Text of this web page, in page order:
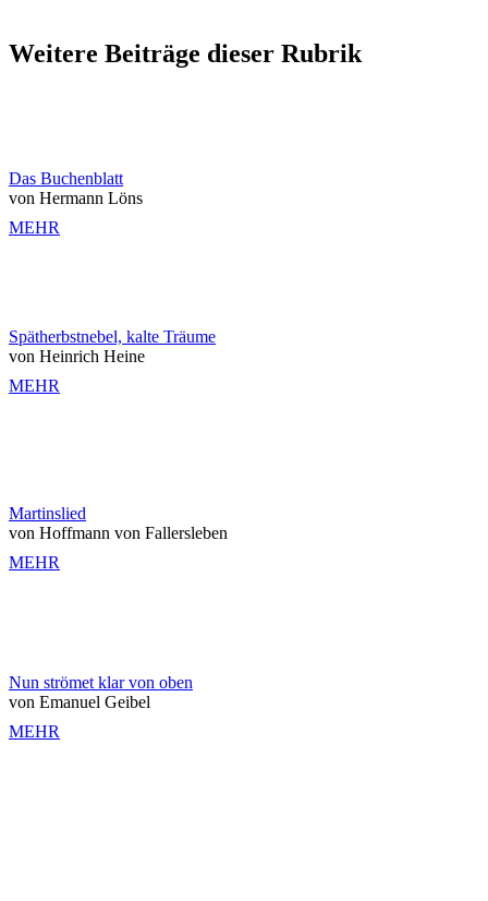
Weitere Beiträge dieser Rubrik
Das Buchenblatt
von Hermann Löns
MEHR
Spätherbstnebel, kalte Träume
von Heinrich Heine
MEHR
Martinslied
von Hoffmann von Fallersleben
MEHR
Nun strömet klar von oben
von Emanuel Geibel
MEHR